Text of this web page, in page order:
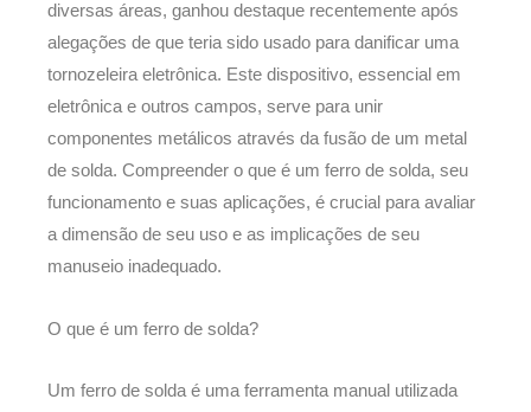
diversas áreas, ganhou destaque recentemente após
alegações de que teria sido usado para danificar uma
tornozeleira eletrônica. Este dispositivo, essencial em
eletrônica e outros campos, serve para unir
componentes metálicos através da fusão de um metal
de solda. Compreender o que é um ferro de solda, seu
funcionamento e suas aplicações, é crucial para avaliar
a dimensão de seu uso e as implicações de seu
manuseio inadequado.
O que é um ferro de solda?
Um ferro de solda é uma ferramenta manual utilizada